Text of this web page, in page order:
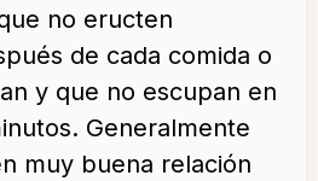
no eructen
de cada comida o
y que no escupan en
Generalmente
muy buena relación